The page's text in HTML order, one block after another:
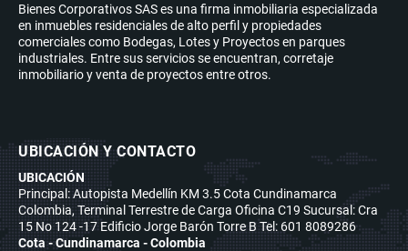
Bienes Corporativos SAS es una firma inmobiliaria especializada
en inmuebles residenciales de alto perfil y propiedades
comerciales como Bodegas, Lotes y Proyectos en parques
industriales. Entre sus servicios se encuentran, corretaje
inmobiliario y venta de proyectos entre otros.
UBICACIÓN Y CONTACTO
UBICACIÓN
Principal: Autopista Medellín KM 3.5 Cota Cundinamarca
Colombia, Terminal Terrestre de Carga Oficina C19 Sucursal: Cra
15 No 124 -17 Edificio Jorge Barón Torre B Tel: 601 8089286
Cota - Cundinamarca - Colombia